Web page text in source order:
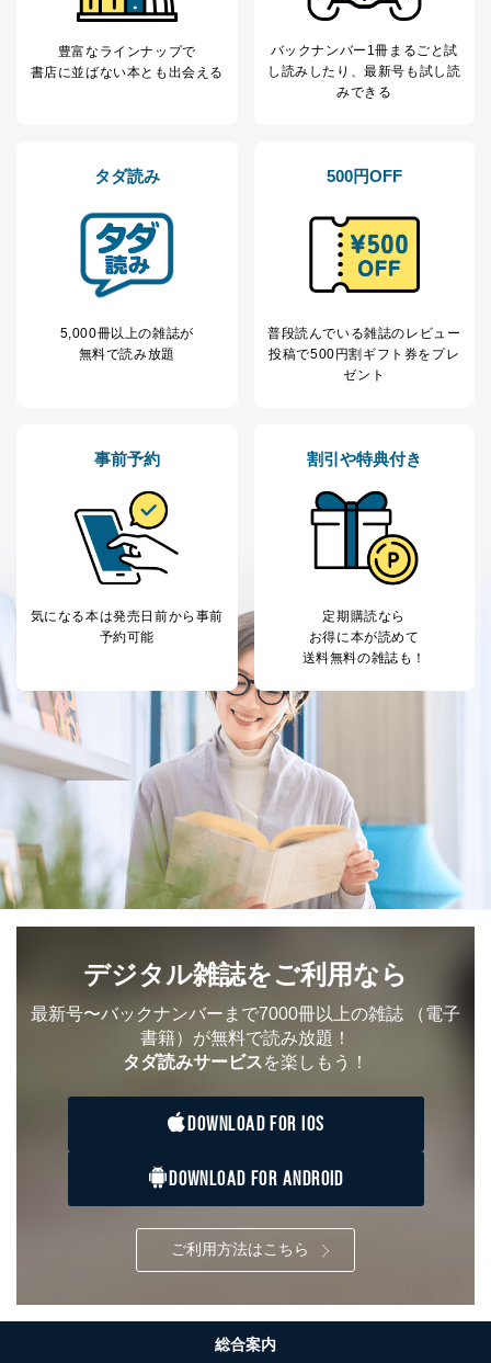
豊富なラインナップで
書店に並ばない本とも出会える
バックナンバー1冊まるごと試
し読み したり、最新号も試し読
みできる
タダ読み
5,000冊以上の雑誌が
無料で読み放題
500円OFF
普段読んでいる雑誌のレビュー
投稿で500円割ギフト券をプレ
ゼント
事前予約
気になる本は発売日前から事前
予約可能
割引や特典付き
定期購読なら
お得に本が読めて
送料無料の雑誌も！
デジタル雑誌をご利用なら
最新号〜バックナンバーまで7000冊以上の雑誌 （電子
書籍）が無料で読み放題！
タダ読みサービスを楽しもう！
DOWNLOAD FOR IOS
DOWNLOAD FOR ANDROID
ご利用方法はこちら
総合案内